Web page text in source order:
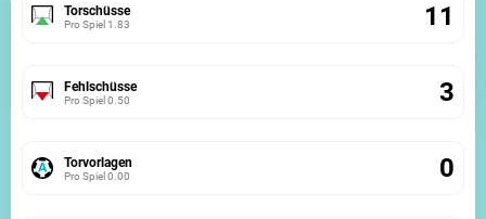
Torschüsse
Pro Spiel 1.83 11
Fehlschüsse
Pro Spiel 0.50 3
Torvorlagen
Pro Spiel 0.00 0